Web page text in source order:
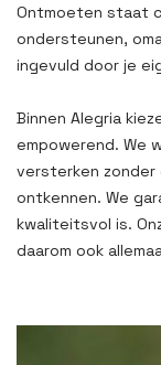
Ontmoeten staat
ondersteunen,
ingevuld door je
Binnen Alegria
empowerend. We
versterken
ontkennen. We
kwaliteitsvol is.
daarom ook